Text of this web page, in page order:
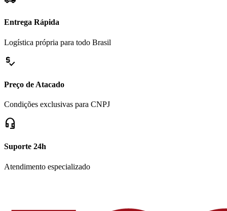
Entrega Rápida
Logística própria para todo Brasil
price_check
Preço de Atacado
Condições exclusivas para CNPJ
headset_mic
Suporte 24h
Atendimento especializado